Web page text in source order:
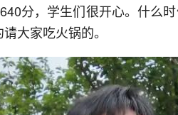
分，学生们很开心。什么
大家吃火锅的。